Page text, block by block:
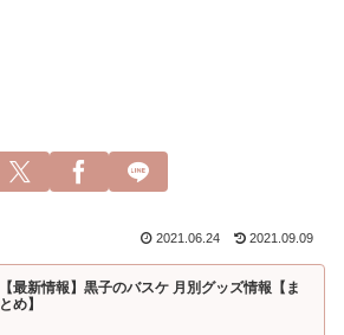
2021.06.24 2021.09.09
【最新情報】黒子のバスケ 月別グッズ情報【ま
とめ】